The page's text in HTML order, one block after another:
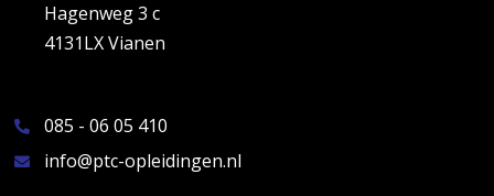
Hagenweg 3 c
4131LX Vianen
085 - 06 05 410
info@ptc-opleidingen.nl